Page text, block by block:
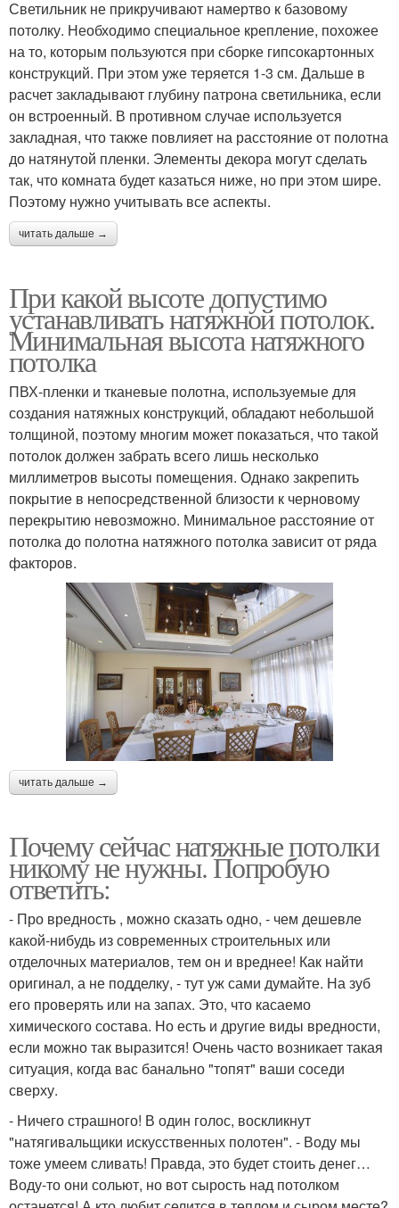
Светильник не прикручивают намертво к базовому
потолку. Необходимо специальное крепление, похожее
на то, которым пользуются при сборке гипсокартонных
конструкций. При этом уже теряется 1-3 см. Дальше в
расчет закладывают глубину патрона светильника, если
он встроенный. В противном случае используется
закладная, что также повлияет на расстояние от полотна
до натянутой пленки. Элементы декора могут сделать
так, что комната будет казаться ниже, но при этом шире.
Поэтому нужно учитывать все аспекты.
читать дальше →
При какой высоте допустимо
устанавливать натяжной потолок.
Минимальная высота натяжного
потолка
ПВХ-пленки и тканевые полотна, используемые для
создания натяжных конструкций, обладают небольшой
толщиной, поэтому многим может показаться, что такой
потолок должен забрать всего лишь несколько
миллиметров высоты помещения. Однако закрепить
покрытие в непосредственной близости к черновому
перекрытию невозможно. Минимальное расстояние от
потолка до полотна натяжного потолка зависит от ряда
факторов.
читать дальше →
Почему сейчас натяжные потолки
никому не нужны. Попробую
ответить:
- Про вредность , можно сказать одно, - чем дешевле
какой-нибудь из современных строительных или
отделочных материалов, тем он и вреднее! Как найти
оригинал, а не подделку, - тут уж сами думайте. На зуб
его проверять или на запах. Это, что касаемо
химического состава. Но есть и другие виды вредности,
если можно так выразится! Очень часто возникает такая
ситуация, когда вас банально "топят" ваши соседи
сверху.
- Ничего страшного! В один голос, воскликнут
"натягивальщики искусственных полотен". - Воду мы
тоже умеем сливать! Правда, это будет стоить денег…
Воду-то они сольют, но вот сырость над потолком